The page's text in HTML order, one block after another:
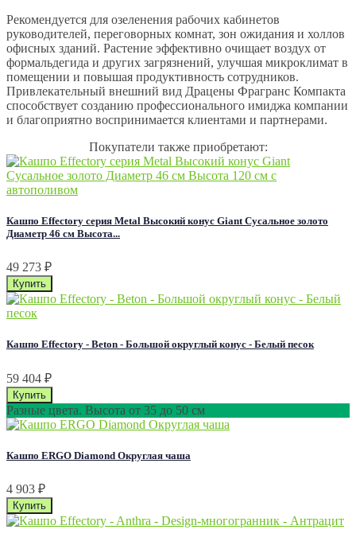
Рекомендуется для озеленения рабочих кабинетов
руководителей, переговорных комнат, зон ожидания и холлов
офисных зданий. Растение эффективно очищает воздух от
формальдегида и других загрязнений, улучшая микроклимат в
помещении и повышая продуктивность сотрудников.
Привлекательный внешний вид Драцены Фрагранс Компакта
способствует созданию профессионального имиджа компании
и благоприятно воспринимается клиентами и партнерами.
Покупатели также приобретают:
Кашпо Effectory серия Metal Высокий конус Giant Сусальное золото
Диаметр 46 см Высота...
49 273 ₽
Кашпо Effectory - Beton - Большой округлый конус - Белый песок
59 404 ₽
Разные цвета. Высота от 35 до 50 см
Кашпо ERGO Diamond Округлая чаша
4 903 ₽